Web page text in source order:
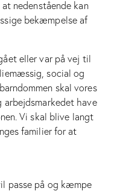
nedenstående kan
bekæmpelse af
eller var på vej til
social og
skal vores
arbejdsmarkedet have
Vi skal blive langt
familier for at
passe på og kæmpe